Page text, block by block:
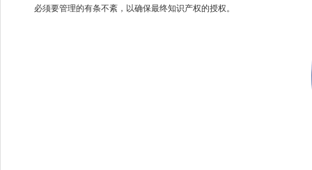
必须要管理的有条不紊，以确保最终知识产权的授权。